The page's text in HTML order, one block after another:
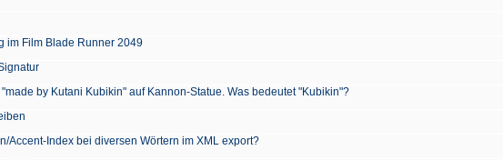
im Film Blade Runner 2049
by Kutani Kubikin" auf Kannon-Statue. Was bedeutet "Kubikin"?
Accent-Index bei diversen Wörtern im XML export?